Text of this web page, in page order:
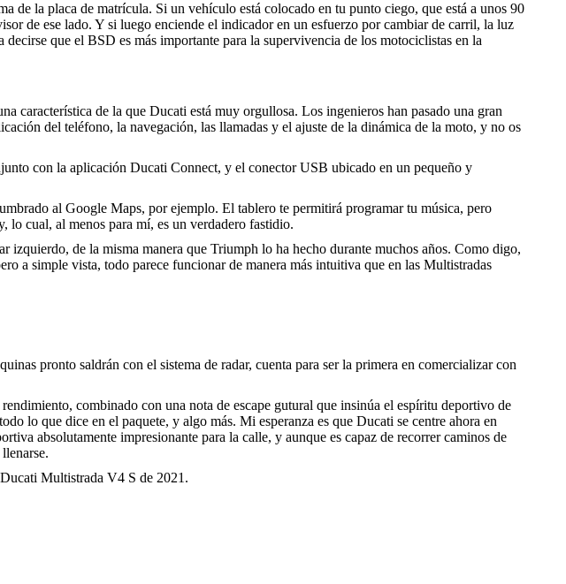
de la placa de matrícula. Si un vehículo está colocado en tu punto ciego, que está a unos 90
de ese lado. Y si luego enciende el indicador en un esfuerzo por cambiar de carril, la luz
que el BSD es más importante para la supervivencia de los motociclistas en la
característica de la que Ducati está muy orgullosa. Los ingenieros han pasado una gran
del teléfono, la navegación, las llamadas y el ajuste de la dinámica de la moto, y no os
con la aplicación Ducati Connect, y el conector USB ubicado en un pequeño y
al Google Maps, por ejemplo. El tablero te permitirá programar tu música, pero
lo cual, al menos para mí, es un verdadero fastidio.
de la misma manera que Triumph lo ha hecho durante muchos años. Como digo,
a simple vista, todo parece funcionar de manera más intuitiva que en las Multistradas
pronto saldrán con el sistema de radar, cuenta para ser la primera en comercializar con
combinado con una nota de escape gutural que insinúa el espíritu deportivo de
lo que dice en el paquete, y algo más. Mi esperanza es que Ducati se centre ahora en
absolutamente impresionante para la calle, y aunque es capaz de recorrer caminos de
Multistrada V4 S de 2021.